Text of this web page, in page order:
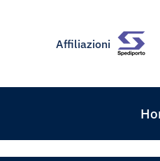
Affiliazioni